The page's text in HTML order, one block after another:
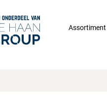
Assortiment